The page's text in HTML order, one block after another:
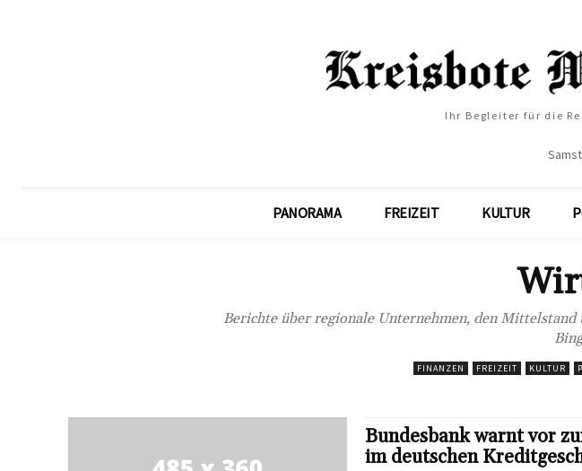
Ihr Begleiter für die
PANORAMA FREIZEIT KULTUR
Berichte über regionale Unternehmen, den
FINANZEN FREIZEIT KULTUR
Bundesbank warnt vor
im deutschen